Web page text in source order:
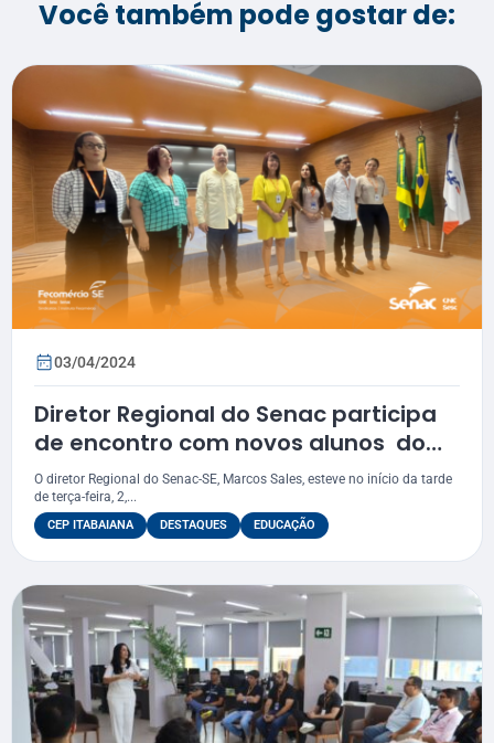
Você também pode gostar de:
03/04/2024
Diretor Regional do Senac participa
de encontro com novos alunos do
CEP de Itabaiana
O diretor Regional do Senac-SE, Marcos Sales, esteve no início da tarde
de terça-feira, 2,...
CEP ITABAIANA DESTAQUES EDUCAÇÃO